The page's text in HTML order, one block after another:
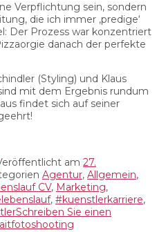
Verpflichtung sein, sondern
die ich immer ‚predige‘
Der Prozess war konzentriert
danach der perfekte
(Styling) und Klaus
mit dem Ergebnis rundum
findet sich auf seiner
am 27.
Agentur, Allgemein,
CV, Marketing,
, #kuenstlerkarriere,
Schreiben Sie einen